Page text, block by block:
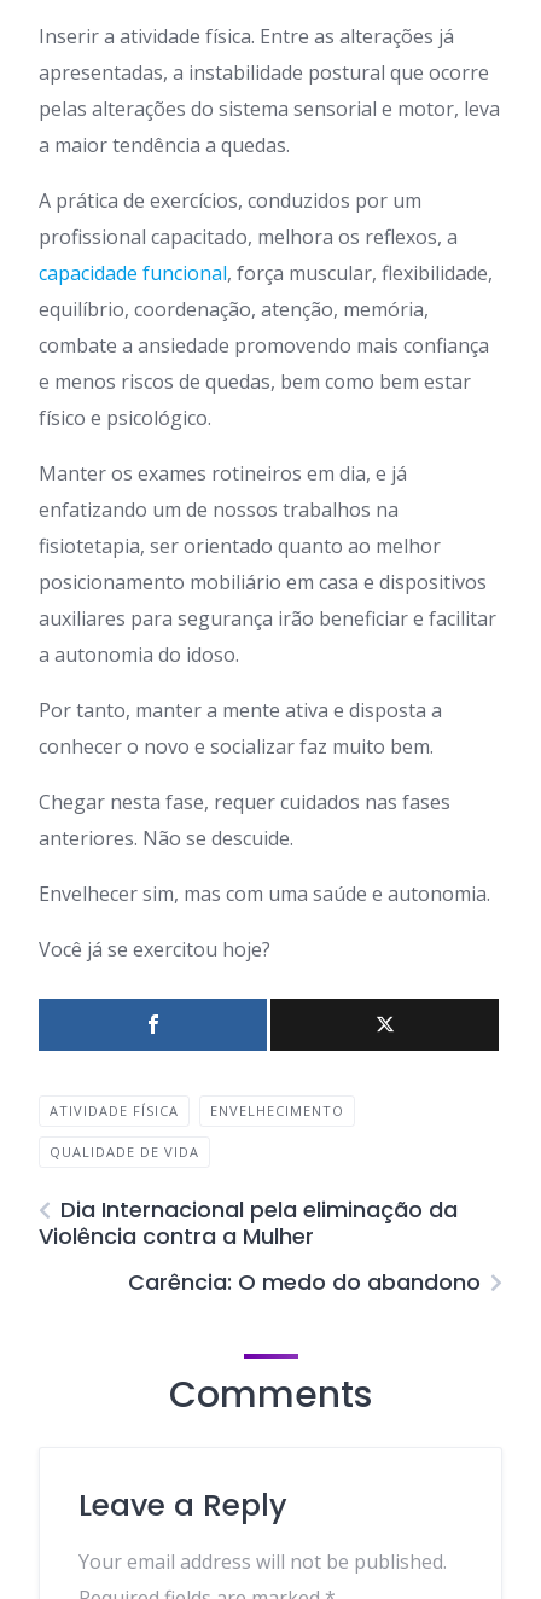
Inserir a atividade física. Entre as alterações já
apresentadas, a instabilidade postural que ocorre
pelas alterações do sistema sensorial e motor, leva
a maior tendência a quedas.
A prática de exercícios, conduzidos por um
profissional capacitado, melhora os reflexos, a
capacidade funcional, força muscular, flexibilidade,
equilíbrio, coordenação, atenção, memória,
combate a ansiedade promovendo mais confiança
e menos riscos de quedas, bem como bem estar
físico e psicológico.
Manter os exames rotineiros em dia, e já
enfatizando um de nossos trabalhos na
fisiotetapia, ser orientado quanto ao melhor
posicionamento mobiliário em casa e dispositivos
auxiliares para segurança irão beneficiar e facilitar
a autonomia do idoso.
Por tanto, manter a mente ativa e disposta a
conhecer o novo e socializar faz muito bem.
Chegar nesta fase, requer cuidados nas fases
anteriores. Não se descuide.
Envelhecer sim, mas com uma saúde e autonomia.
Você já se exercitou hoje?
ATIVIDADE FÍSICA ENVELHECIMENTO
QUALIDADE DE VIDA
Dia Internacional pela eliminação da
Violência contra a Mulher
Carência: O medo do abandono
Comments
Leave a Reply
Your email address will not be published.